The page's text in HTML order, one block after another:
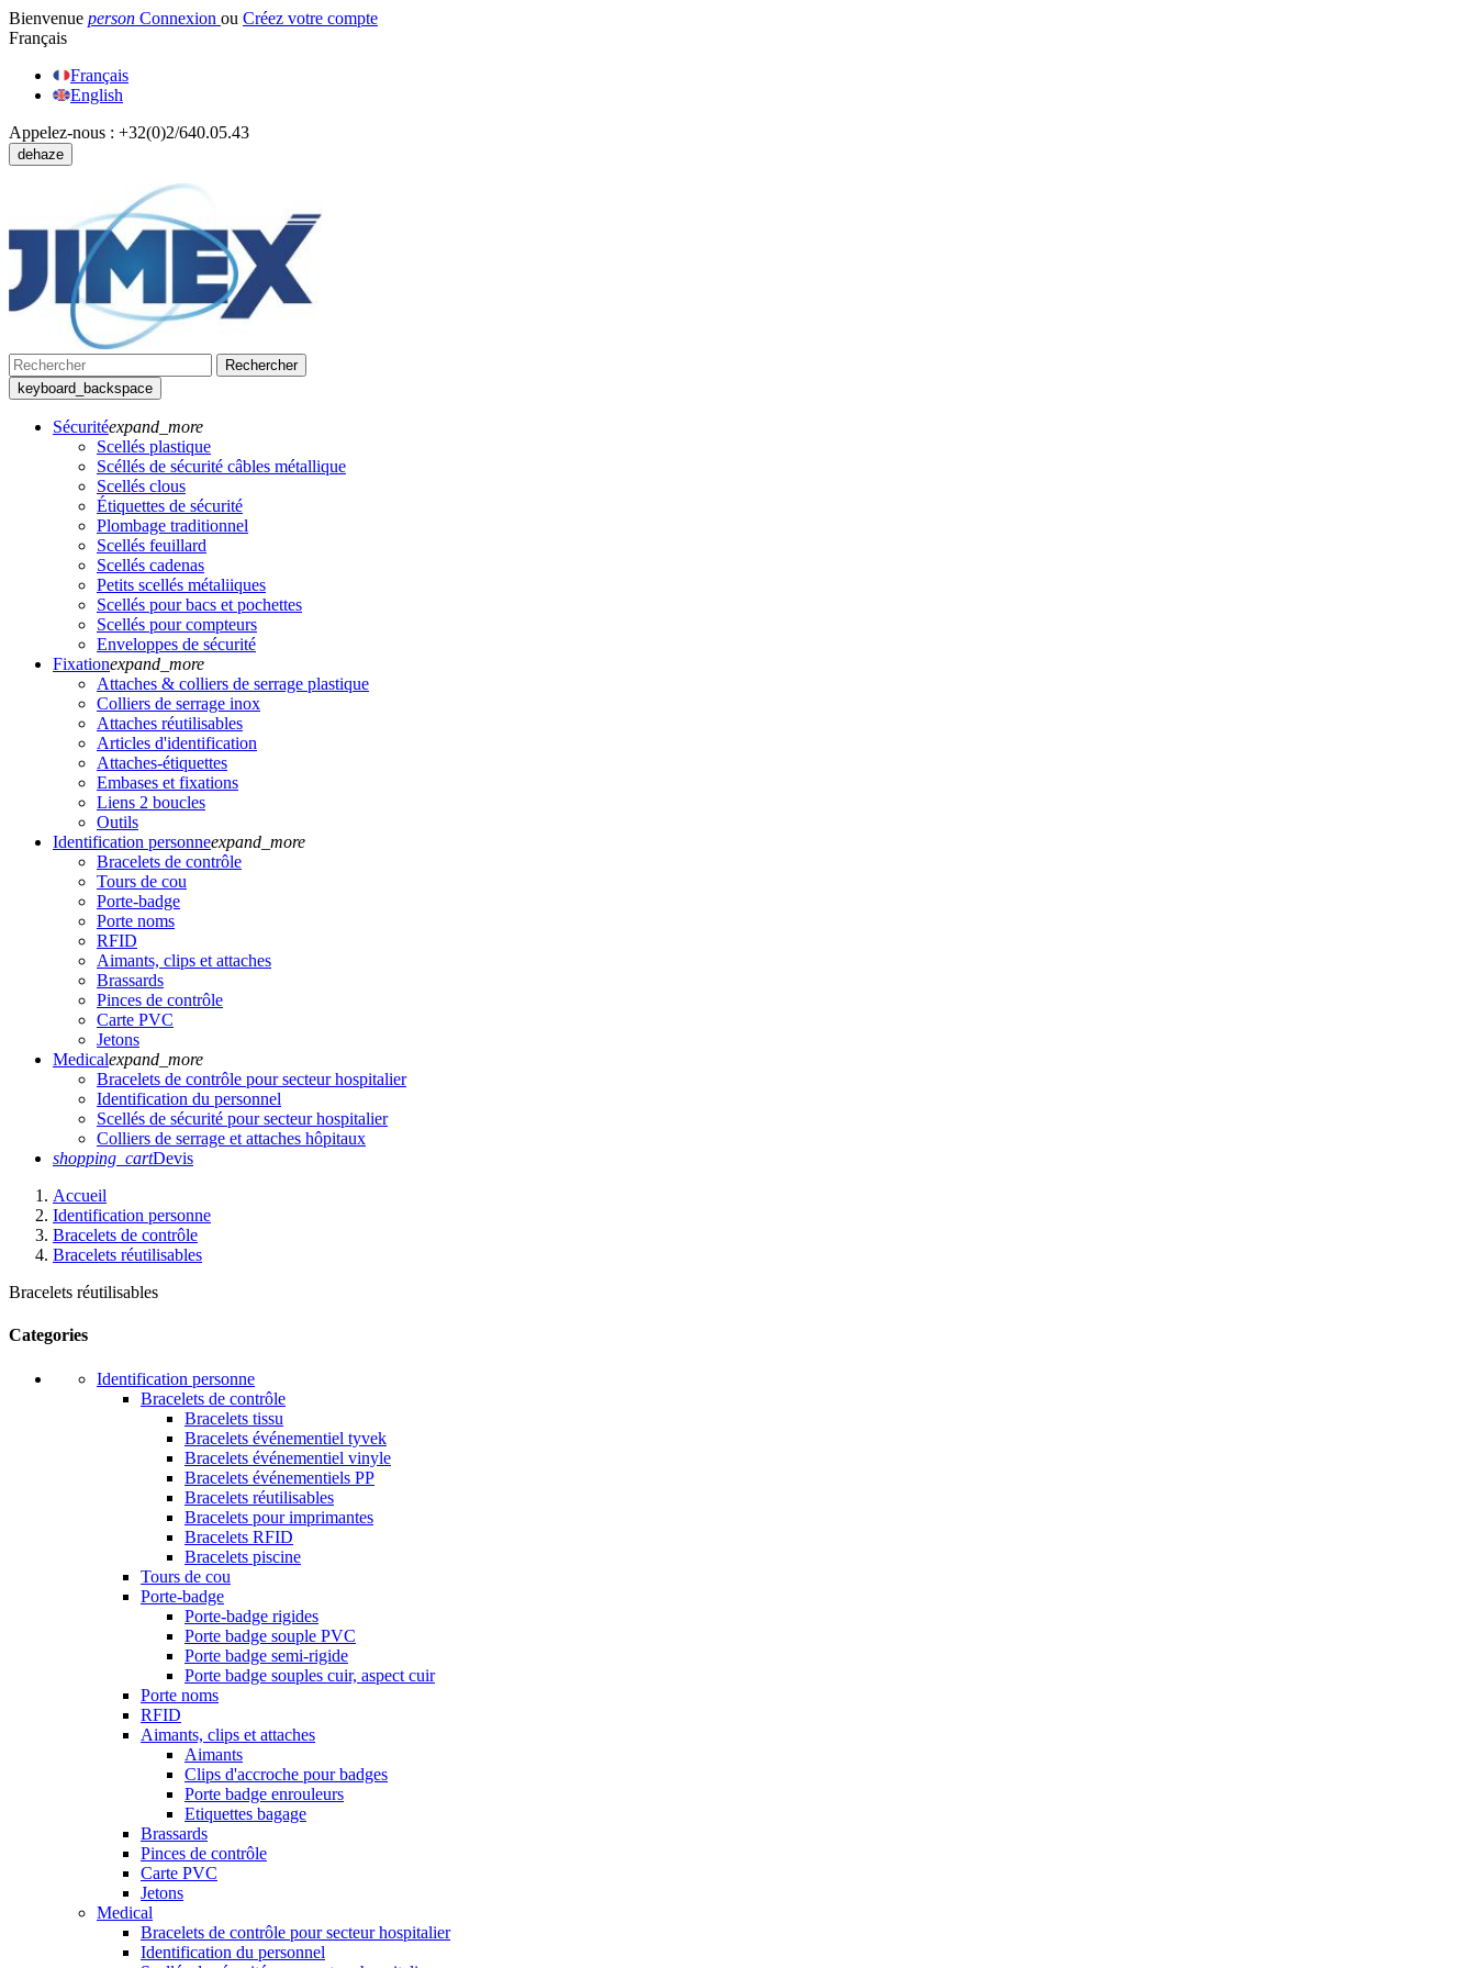
Bienvenue person Connexion ou Créez votre compte
Français
Français
English
Appelez-nous : +32(0)2/640.05.43
dehaze
Rechercher
keyboard_backspace
Sécuritéexpand_more
Scellés plastique
Scéllés de sécurité câbles métallique
Scellés clous
Étiquettes de sécurité
Plombage traditionnel
Scellés feuillard
Scellés cadenas
Petits scellés métaliiques
Scellés pour bacs et pochettes
Scellés pour compteurs
Enveloppes de sécurité
Fixationexpand_more
Attaches & colliers de serrage plastique
Colliers de serrage inox
Attaches réutilisables
Articles d'identification
Attaches-étiquettes
Embases et fixations
Liens 2 boucles
Outils
Identification personneexpand_more
Bracelets de contrôle
Tours de cou
Porte-badge
Porte noms
RFID
Aimants, clips et attaches
Brassards
Pinces de contrôle
Carte PVC
Jetons
Medicalexpand_more
Bracelets de contrôle pour secteur hospitalier
Identification du personnel
Scellés de sécurité pour secteur hospitalier
Colliers de serrage et attaches hôpitaux
shopping_cartDevis
Accueil
Identification personne
Bracelets de contrôle
Bracelets réutilisables
Bracelets réutilisables
Categories
Identification personne
Bracelets de contrôle
Bracelets tissu
Bracelets événementiel tyvek
Bracelets événementiel vinyle
Bracelets événementiels PP
Bracelets réutilisables
Bracelets pour imprimantes
Bracelets RFID
Bracelets piscine
Tours de cou
Porte-badge
Porte-badge rigides
Porte badge souple PVC
Porte badge semi-rigide
Porte badge souples cuir, aspect cuir
Porte noms
RFID
Aimants, clips et attaches
Aimants
Clips d'accroche pour badges
Porte badge enrouleurs
Etiquettes bagage
Brassards
Pinces de contrôle
Carte PVC
Jetons
Medical
Bracelets de contrôle pour secteur hospitalier
Identification du personnel